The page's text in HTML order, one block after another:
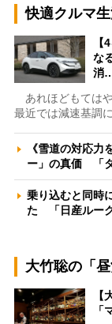
快適クルマ
な
消
あれほどもてはや
最近では減速基調
《雪道の対応
ー」の真価 「
乗り込むと同時
た 「日産ルー
大竹聡の「昼
【